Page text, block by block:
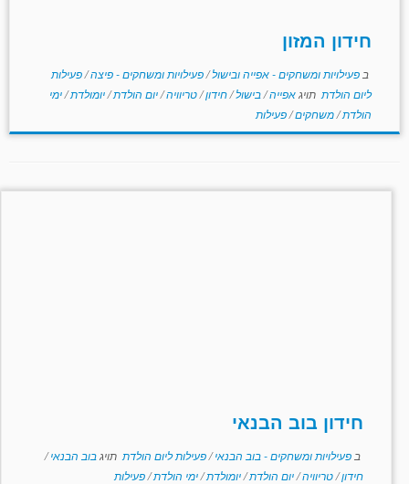
חידון המזון
ב פעילויות ומשחקים - אפייה ובישול/פעילויות ומשחקים - פיצה/פעילות
ליום הולדת תויגאפייה/בישול/חידון/טריוויה/יום הולדת/יומולדת/ימי
הולדת/משחקים/פעילות
חידון בוב הבנאי
ב פעילויות ומשחקים - בוב הבנאי/פעילות ליום הולדת תויגבוב הבנאי/
חידון/טריוויה/יום הולדת/יומולדת/ימי הולדת/פעילות